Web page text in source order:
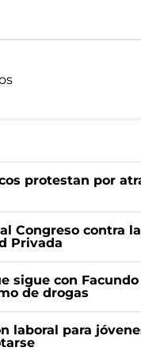
protestan por
Congreso contra
Privada
sigue con
de drogas
laboral para